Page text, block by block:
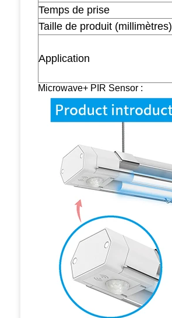
Temps de prise
Taille de produit (millimètres)
Application
Microwave+ PIR Sensor :